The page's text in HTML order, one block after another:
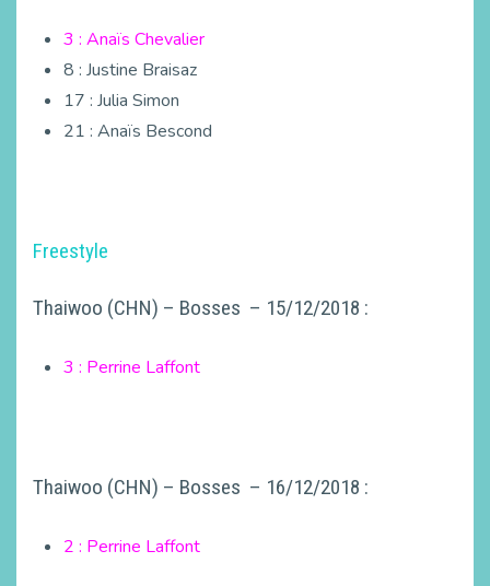
3 : Anaïs Chevalier
8 : Justine Braisaz
17 : Julia Simon
21 : Anaïs Bescond
Freestyle
Thaiwoo (CHN) – Bosses – 15/12/2018 :
3 : Perrine Laffont
Thaiwoo (CHN) – Bosses – 16/12/2018 :
2 : Perrine Laffont